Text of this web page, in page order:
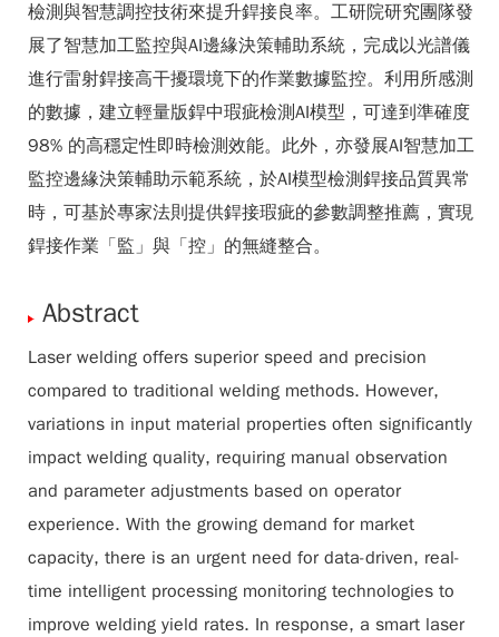
檢測與智慧調控技術來提升銲接良率。工研院研究團隊發
展了智慧加工監控與AI邊緣決策輔助系統，完成以光譜儀
進行雷射銲接高干擾環境下的作業數據監控。利用所感測
的數據，建立輕量版銲中瑕疵檢測AI模型，可達到準確度
98% 的高穩定性即時檢測效能。此外，亦發展AI智慧加工
監控邊緣決策輔助示範系統，於AI模型檢測銲接品質異常
時，可基於專家法則提供銲接瑕疵的參數調整推薦，實現
銲接作業「監」與「控」的無縫整合。
Abstract
Laser welding offers superior speed and precision
compared to traditional welding methods. However,
variations in input material properties often significantly
impact welding quality, requiring manual observation
and parameter adjustments based on operator
experience. With the growing demand for market
capacity, there is an urgent need for data-driven, real-
time intelligent processing monitoring technologies to
improve welding yield rates. In response, a smart laser